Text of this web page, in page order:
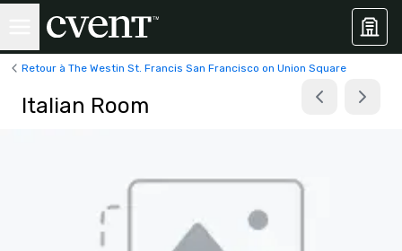
Retour à The Westin St. Francis San Francisco on Union Square
Italian Room